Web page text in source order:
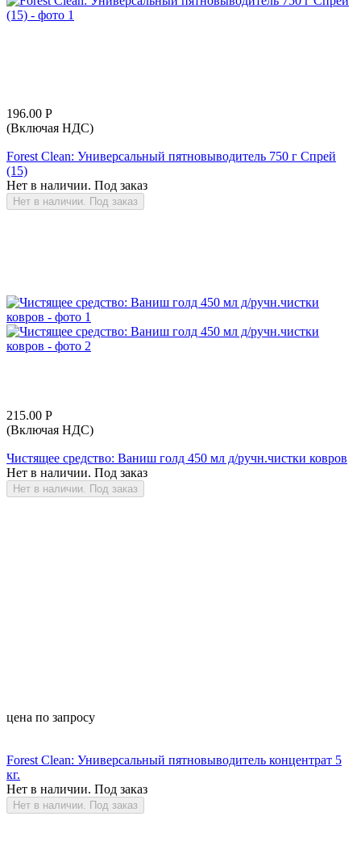
196.00 Р
(Включая НДС)
Forest Clean: Универсальный пятновыводитель 750 г Спрей
(15)
Нет в наличии. Под заказ
Нет в наличии. Под заказ
215.00 Р
(Включая НДС)
Чистящее средство: Ваниш голд 450 мл д/ручн.чистки ковров
Нет в наличии. Под заказ
Нет в наличии. Под заказ
цена по запросу
Forest Clean: Универсальный пятновыводитель концентрат 5
кг.
Нет в наличии. Под заказ
Нет в наличии. Под заказ